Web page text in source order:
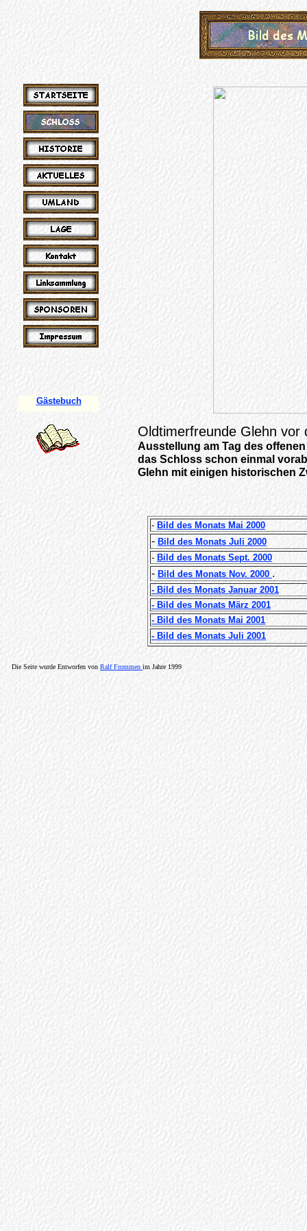
Gästebuch
Oldtimerfreunde Glehn vor
Ausstellung am Tag des
das Schloss schon einmal
Glehn mit einigen historischen
- Bild des Monats Mai 2000
- Bild des Monats Juli 2000
- Bild des Monats Sept. 2000
- Bild des Monats Nov. 2000 .
- Bild des Monats Januar 2001
- Bild des Monats März 2001
- Bild des Monats Mai 2001
- Bild des Monats Juli 2001
Die Seite wurde Entworfen von Ralf Frommen im Jahre 1999